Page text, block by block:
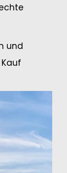
und